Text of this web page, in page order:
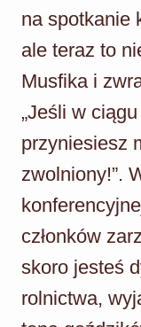
na spotkanie
ale teraz to
Musfika i
„Jeśli w
przyniesiesz
zwolniony!”.
członków
skoro jesteś
rolnictwa,